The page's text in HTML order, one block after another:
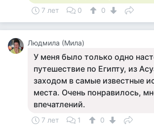
7 лет 0 0
Людмила (Мила)
У меня было только одно
путешествие по Египту, из
заходом в самые известные
места. Очень понравилось,
впечатлений.
7 лет 1 0